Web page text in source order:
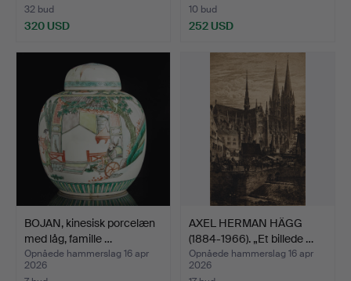
32 bud
320 USD
10 bud
252 USD
BOJAN, kinesisk porcelæn
med låg, famille …
Opnåede hammerslag 16 apr
2026
AXEL HERMAN HÄGG
(1884-1966). „Et billede …
Opnåede hammerslag 16 apr
2026